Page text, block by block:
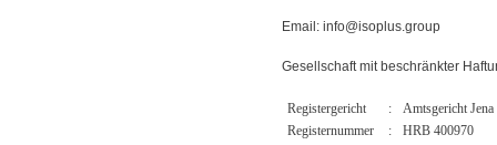
Email: info@isoplus.group
Gesellschaft mit beschränkter
Registergericht :
Amtsgericht Jena
Registernummer
:
HRB 400970